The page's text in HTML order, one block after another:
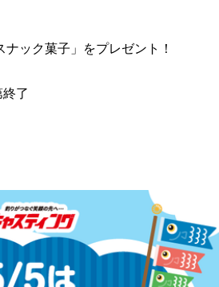
ック菓子」をプレゼント！
了